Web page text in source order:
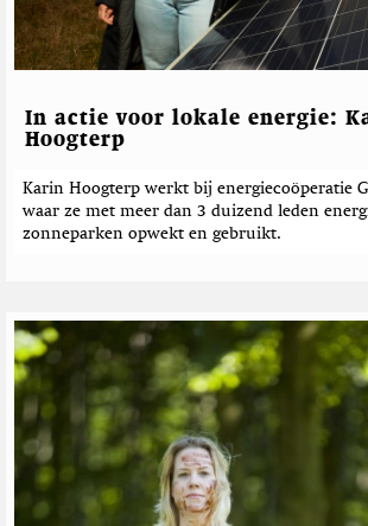
In actie voor lokale energie:
Hoogterp
Karin Hoogterp werkt bij energiecoöperatie
waar ze met meer dan 3 duizend leden
zonneparken opwekt en gebruikt.